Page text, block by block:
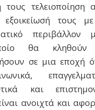
τους τελειοποίηση
τους
περιβάλλον
θα
σε μια εποχή
και
ανοιχτά και